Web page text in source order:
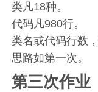
类凡18种。
代码凡980行。
类名或代码行数
思路如第一次。
第三次作业